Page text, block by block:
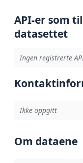
API-er som
datasettet
Ingen registrerte
Ikke oppgitt
Om dataene